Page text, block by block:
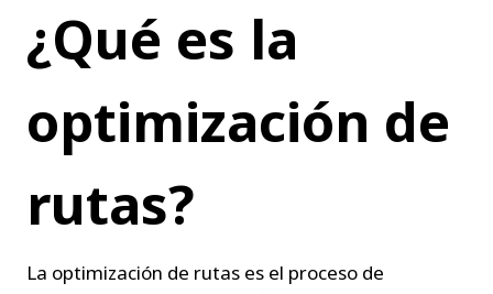
¿Qué es la
optimización de
rutas?
La optimización de rutas es el proceso de